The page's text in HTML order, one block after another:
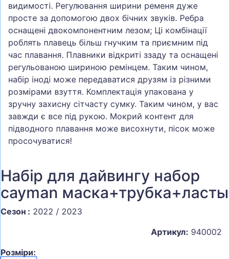
видимості. Регулювання ширини ременя дуже
просте за допомогою двох бічних звуків. Ребра
оснащені двокомпонентним лезом; Ці комбінації
роблять плавець більш гнучким та приємним під
час плавання. Плавники відкриті ззаду та оснащені
регульованою шириною ремінцем. Таким чином,
набір іноді може передаватися друзям із різними
розмірами взуття. Комплектація упакована у
зручну захисну сітчасту сумку. Таким чином, у вас
завжди є все під рукою. Мокрий контент для
підводного плавання може висохнути, пісок може
просочуватися!
Набір для дайвингу набор
cayman маска+трубка+ласты
Сезон : 2022 / 2023
Артикул: 940002
Розміри: